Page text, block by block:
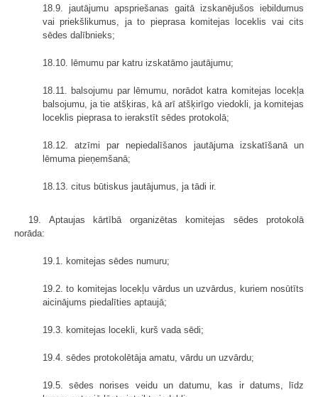
18.9. jautājumu apspriešanas gaitā izskanējušos iebildumus
vai priekšlikumus, ja to pieprasa komitejas loceklis vai cits
sēdes dalībnieks;
18.10. lēmumu par katru izskatāmo jautājumu;
18.11. balsojumu par lēmumu, norādot katra komitejas locekļa
balsojumu, ja tie atšķiras, kā arī atšķirīgo viedokli, ja komitejas
loceklis pieprasa to ierakstīt sēdes protokolā;
18.12. atzīmi par nepiedalīšanos jautājuma izskatīšanā un
lēmuma pieņemšanā;
18.13. citus būtiskus jautājumus, ja tādi ir.
19. Aptaujas kārtībā organizētas komitejas sēdes protokolā
norāda:
19.1. komitejas sēdes numuru;
19.2. to komitejas locekļu vārdus un uzvārdus, kuriem nosūtīts
aicinājums piedalīties aptaujā;
19.3. komitejas locekli, kurš vada sēdi;
19.4. sēdes protokolētāja amatu, vārdu un uzvārdu;
19.5. sēdes norises veidu un datumu, kas ir datums, līdz